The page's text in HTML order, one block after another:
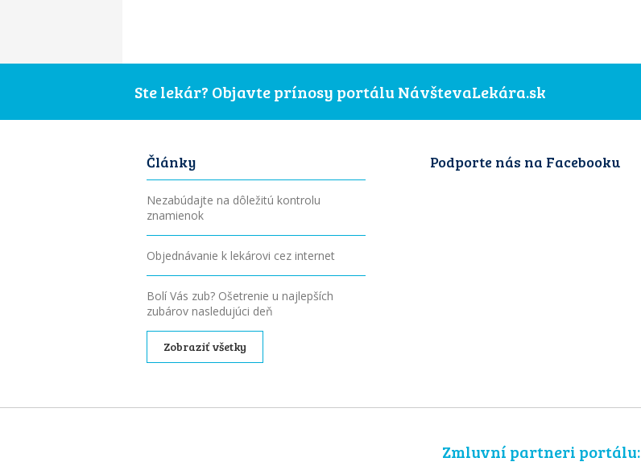
Ste lekár? Objavte prínosy portálu NávštevaLekára.sk
Články
Nezabúdajte na dôležitú kontrolu
znamienok
Objednávanie k lekárovi cez internet
Bolí Vás zub? Ošetrenie u najlepších
zubárov nasledujúci deň
Zobraziť všetky
Podporte nás na Facebooku
Zmluvní partneri portálu: